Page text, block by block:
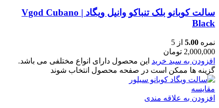
سالت کوبانو بلک تنباکو وانیل ویگاد | Vgod Cubano
Black
نمره 5.00 از 5
2,000,000 تومان
افزودن به سبد خرید این محصول دارای انواع مختلفی می باشد.
گزینه ها ممکن است در صفحه محصول انتخاب شوند
مقایسه
افزودن به علاقه مندی